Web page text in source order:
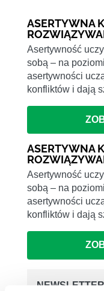
ASERTYWNA
Asertywność
sobą – na
asertywności
konfliktów i dają
ASERTYWNA
Asertywność
sobą – na
asertywności
konfliktów i dają